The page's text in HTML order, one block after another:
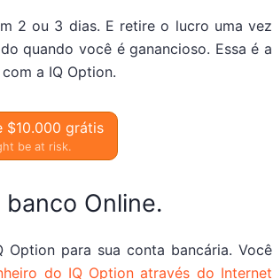
2 ou 3 dias. E retire o lucro uma vez
quando você é ganancioso. Essa é a
a IQ Option.
$10.000 grátis
be at risk.
Online.
para sua conta bancária. Você
do IQ Option através do Internet